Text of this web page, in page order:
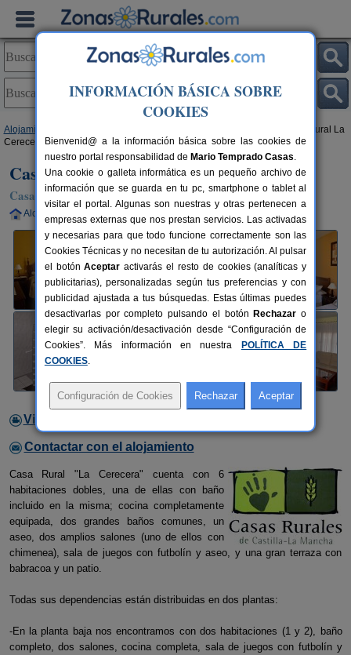
Alojamientos
> Casa Rural La
Cerecera
Casa Rural La Cerecera
Casa Rural en Los Navalucillos (Toledo)
Alquiler completo 77 km de Toledo
Video
Contactar con el alojamiento
Casa Rural "La Cerecera" cuenta con 6
habitaciones dobles, una de ellas con baño
incluido en la misma; cocina completamente
equipada, dos grandes baños comunes, un
aseo, dos amplios salones (uno de ellos con
chimenea), sala de juegos con futbolín y aseo, y una gran terraza con
babracoa y un patio.
Todas sus dependencias están distribuidas en dos plantas:
-En la planta baja nos encontramos con dos habitaciones (1 y 2), baño
completo, dos salones, cocina completa, sala de juegos con futbolín y
INFORMACIÓN BÁSICA SOBRE
COOKIES
Bienvenid@ a la información básica sobre las cookies de
nuestro portal responsabilidad de Mario Temprado Casas.
Una cookie o galleta informática es un pequeño archivo de
información que se guarda en tu pc, smartphone o tablet al
visitar el portal. Algunas son nuestras y otras pertenecen a
empresas externas que nos prestan servicios. Las activadas
y necesarias para que todo funcione correctamente son las
Cookies Técnicas y no necesitan de tu autorización. Al pulsar
el botónAceptar activarás el resto de cookies (analíticas y
publicitarias), personalizadas según tus preferencias y con
publicidad ajustada a tus búsquedas. Estas últimas puedes
desactivarlas por completo pulsando el botón Rechazar o
elegir su activación/desactivación desde “Configuración de
Cookies”. Más información en nuestra
POLÍTICA DE
COOKIES.